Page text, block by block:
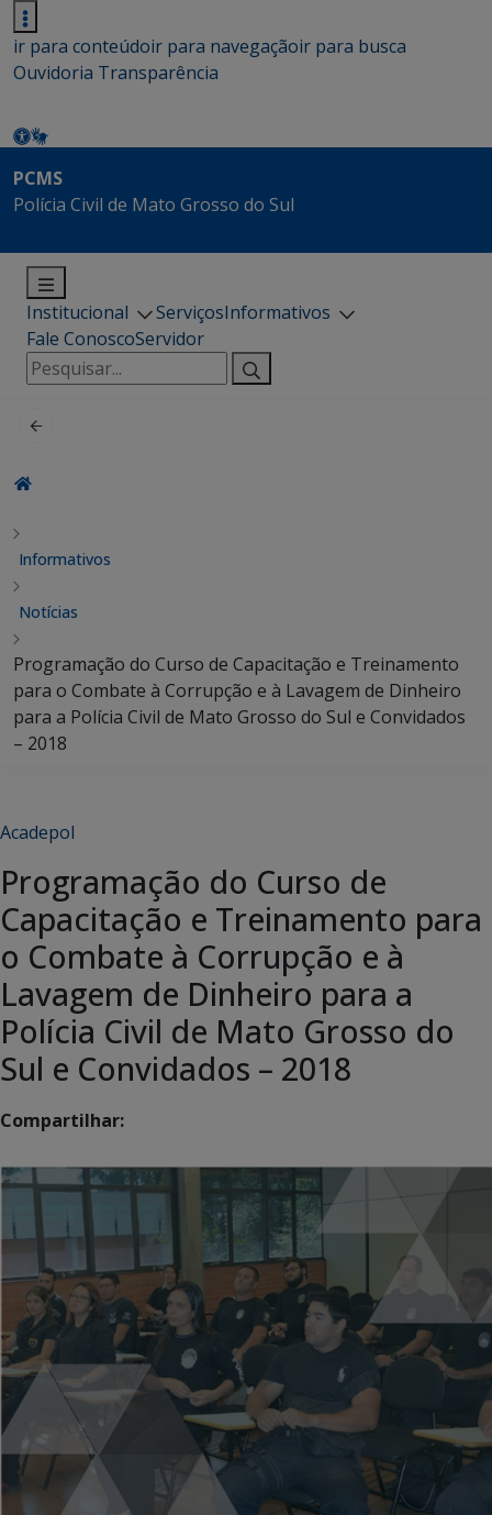
ir para conteúdoir para navegaçãoir para busca
Ouvidoria Transparência
PCMS
Polícia Civil de Mato Grosso do Sul
Institucional ServiçosInformativos
Fale ConoscoServidor
Pesquisar
por:
Informativos
Notícias
Programação do Curso de Capacitação e Treinamento
para o Combate à Corrupção e à Lavagem de Dinheiro
para a Polícia Civil de Mato Grosso do Sul e Convidados
– 2018
Acadepol
Programação do Curso de
Capacitação e Treinamento para
o Combate à Corrupção e à
Lavagem de Dinheiro para a
Polícia Civil de Mato Grosso do
Sul e Convidados – 2018
Compartilhar: